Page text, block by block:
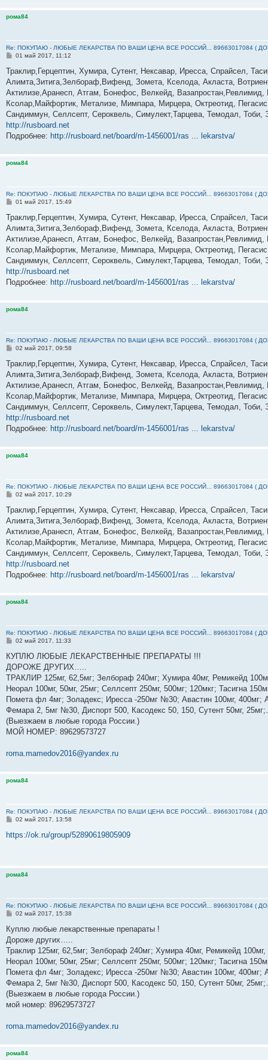
рома84
Re: ПОКУПАЮ - ЛЮБЫЕ ЛЕКАРСТВА ПО ВАШИ ЦЕНА ВСЕ РОССИЙ... 89663017084 (
С
о
щ
е
и
е
01 май 2017, 11:12
Траклир,Герцептин, Хумира, Сутент, Нексавар, Иресса, Спрайсел,
Алимта,Зитига,Зелбораф,Вифенд, Зомета, Кселода, Акласта,
Актилизе,Аранесп, Атгам, Бонефос, Велкейд,
Ксолар,Майфортик, Метализе, Мимпара, Мирцера, Октреотид,
Сандиммун, Селлсепт, Сероквель, Симулект,Тарцева, Темодал,
http://rusboard.net
Подробнее: http://rusboard.net/board/m-1456001/ras ... lekarstva/
рома84
Re: ПОКУПАЮ - ЛЮБЫЕ ЛЕКАРСТВА ПО ВАШИ ЦЕНА ВСЕ РОССИЙ... 89663017084 (
С
о
щ
е
и
е
01 май 2017, 15:49
Траклир,Герцептин, Хумира, Сутент, Нексавар, Иресса, Спрайсел,
Алимта,Зитига,Зелбораф,Вифенд, Зомета, Кселода, Акласта,
Актилизе,Аранесп, Атгам, Бонефос, Велкейд,
Ксолар,Майфортик, Метализе, Мимпара, Мирцера, Октреотид,
Сандиммун, Селлсепт, Сероквель, Симулект,Тарцева, Темодал,
http://rusboard.net
Подробнее: http://rusboard.net/board/m-1456001/ras ... lekarstva/
рома84
Re: ПОКУПАЮ - ЛЮБЫЕ ЛЕКАРСТВА ПО ВАШИ ЦЕНА ВСЕ РОССИЙ... 89663017084 (
С
о
щ
е
и
е
02 май 2017, 09:58
Траклир,Герцептин, Хумира, Сутент, Нексавар, Иресса, Спрайсел,
Алимта,Зитига,Зелбораф,Вифенд, Зомета, Кселода, Акласта,
Актилизе,Аранесп, Атгам, Бонефос, Велкейд,
Ксолар,Майфортик, Метализе, Мимпара, Мирцера, Октреотид,
Сандиммун, Селлсепт, Сероквель, Симулект,Тарцева, Темодал,
http://rusboard.net
Подробнее: http://rusboard.net/board/m-1456001/ras ... lekarstva/
рома84
Re: ПОКУПАЮ - ЛЮБЫЕ ЛЕКАРСТВА ПО ВАШИ ЦЕНА ВСЕ РОССИЙ... 89663017084 (
С
о
щ
е
и
е
02 май 2017, 10:29
Траклир,Герцептин, Хумира, Сутент, Нексавар, Иресса, Спрайсел,
Алимта,Зитига,Зелбораф,Вифенд, Зомета, Кселода, Акласта,
Актилизе,Аранесп, Атгам, Бонефос, Велкейд,
Ксолар,Майфортик, Метализе, Мимпара, Мирцера, Октреотид,
Сандиммун, Селлсепт, Сероквель, Симулект,Тарцева, Темодал,
http://rusboard.net
Подробнее: http://rusboard.net/board/m-1456001/ras ... lekarstva/
рома84
Re: ПОКУПАЮ - ЛЮБЫЕ ЛЕКАРСТВА ПО ВАШИ ЦЕНА ВСЕ РОССИЙ... 89663017084 (
С
о
щ
е
и
е
02 май 2017, 11:33
КУПЛЮ ЛЮБЫЕ ЛЕКАРСТВЕННЫЕ ПРЕПАРАТЫ !!!
ДОРОЖЕ ДРУГИХ…..
ТРАКЛИР 125мг, 62,5мг; Зелбораф 240мг; Хумира 40мг, Ремикейд
Неорал 100мг, 50мг, 25мг; Селлсепт 250мг, 500мг; 120мкг; Тасигна
Помета фл 4мг; Золадекс; Иресса -250мг №30; Авастин 100мг, 400мг;
Фемара 2, 5мг №30, Диспорт 500, Касодекс 50, 150, Сутент 50мг,
(Выезжаем в любые города России.)
МОЙ НОМЕР: ‪89629573727‬
roma.mamedov2016@yandex.ru
рома84
Re: ПОКУПАЮ - ЛЮБЫЕ ЛЕКАРСТВА ПО ВАШИ ЦЕНА ВСЕ РОССИЙ... 89663017084 (
С
о
б
и
е
02 май 2017, 13:58
https://ok.ru/group/52890619805909
рома84
Re: ПОКУПАЮ - ЛЮБЫЕ ЛЕКАРСТВА ПО ВАШИ ЦЕНА ВСЕ РОССИЙ... 89663017084 (
С
о
б
щ
е
и
е
02 май 2017, 15:38
Куплю любые лекарственные препараты !
Дороже других…..
Траклир 125мг, 62,5мг; Зелбораф 240мг; Хумира 40мг, Ремикейд
Неорал 100мг, 50мг, 25мг; Селлсепт 250мг, 500мг; 120мкг; Тасигна
Помета фл 4мг; Золадекс; Иресса -250мг №30; Авастин 100мг, 400мг;
Фемара 2, 5мг №30, Диспорт 500, Касодекс 50, 150, Сутент 50мг,
(Выезжаем в любые города России.)
мой номер: ‪89629573727‬
roma.mamedov2016@yandex.ru
рома84